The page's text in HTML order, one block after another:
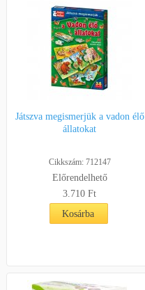
Játszva megismerjük a vadon élő
állatokat
Cikkszám: 712147
Előrendelhető
3.710 Ft
Kosárba